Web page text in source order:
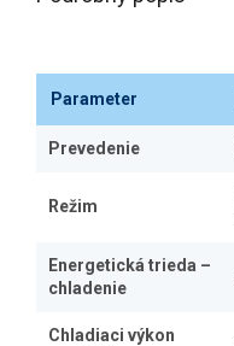
Parameter
Prevedenie
Režim
Energetická trieda –
chladenie
Chladiaci výkon